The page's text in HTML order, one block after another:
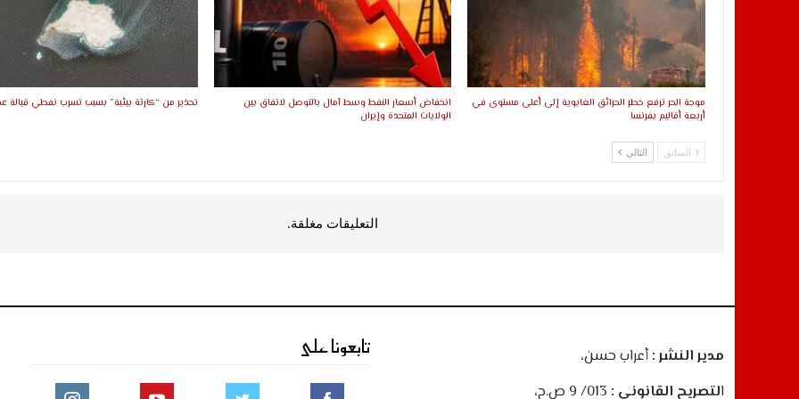
موجة الحر ترفع خطر الحرائق الغابوية إلى أعلى مستوى في
أربعة أقاليم بفرنسا
انخفاض أسعار النفط وسط آمال بالتوصل لاتفاق بين
الولايات المتحدة وإيران
تحذير من “كارثة بيئية” بسبب تسرب نفطي قبالة
السابق التالي
التعليقات مغلقة.
مدير النشر :أعراب حسن،
التصريح القانوني :
تابعونا على